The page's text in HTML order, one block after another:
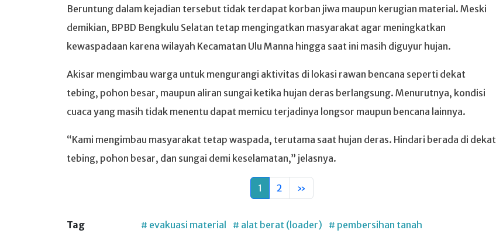
Beruntung dalam kejadian tersebut tidak terdapat korban jiwa maupun kerugian material. Meski
demikian, BPBD Bengkulu Selatan tetap mengingatkan masyarakat agar meningkatkan
kewaspadaan karena wilayah Kecamatan Ulu Manna hingga saat ini masih diguyur hujan.
Akisar mengimbau warga untuk mengurangi aktivitas di lokasi rawan bencana seperti dekat
tebing, pohon besar, maupun aliran sungai ketika hujan deras berlangsung. Menurutnya, kondisi
cuaca yang masih tidak menentu dapat memicu terjadinya longsor maupun bencana lainnya.
“Kami mengimbau masyarakat tetap waspada, terutama saat hujan deras. Hindari berada di dekat
tebing, pohon besar, dan sungai demi keselamatan,” jelasnya.
1 2 »
Tag # evakuasi material # alat berat (loader)
# pembersihan tanah